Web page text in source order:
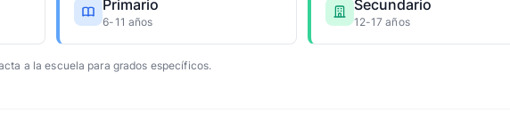
Primario
6-11 años
Secundario
12-17 años
a la escuela para grados específicos.